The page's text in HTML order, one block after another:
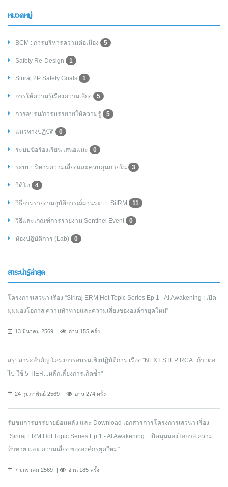
หมวดหมู่
BCM : การบริหารความต่อเนื่อง 5
Safety Re-Design 1
Siriraj 2P Safety Goals 1
การให้ความรู้เรื่องความเสี่ยง 5
การอบรม/การบรรยายให้ความรู้ 5
แนวทางปฏิบัติ 0
ระบบข้อร้องเรียน เสนอแนะ 0
ระบบบริหารความเสี่ยงและควบคุมภายใน 3
วิดิโอ 4
วิธีการรายงานอุบัติการณ์ผ่านระบบ SiIRM 11
วิธีและเกณฑ์การรายงาน Sentinel Event 0
ห้องปฏิบัติการ (Lab) 0
สาระน่ารู้ล่าสุด
โครงการเสวนา เรื่อง “Siriraj ERM Hot Topic Series Ep 1 - AI Awakening : เปิด
มุมมองโอกาส ความท้าทายและความเสี่ยงขององค์กรยุคใหม่”
13 มีนาคม 2569 อ่าน 155 ครั้ง
สรุปสาระสำคัญ โครงการอบรมเชิงปฏิบัติการ เรื่อง "NEXT STEP RCA : ก้าวต่อ
ไป ใช้ 5 TIER...หลีกเลี่ยงการเกิดซ้ำ"
24 กุมภาพันธ์ 2569 อ่าน 274 ครั้ง
รับชมการบรรยายย้อนหลัง และ Download เอกสารการโครงการเสวนา เรื่อง
“Siriraj ERM Hot Topic Series Ep 1 - AI Awakening : เปิดมุมมองโอกาส ความ
ท้าทาย และ ความเสี่ยง ขององค์กรยุคใหม่”
7 มกราคม 2569 อ่าน 185 ครั้ง